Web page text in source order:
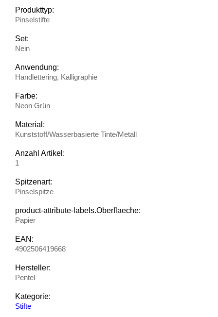
Produkttyp:
Pinselstifte
Set:
Nein
Anwendung:
Handlettering, Kalligraphie
Farbe:
Neon Grün
Material:
Kunststoff/Wasserbasierte Tinte/Metall
Anzahl Artikel:
1
Spitzenart:
Pinselspitze
product-attribute-labels.Oberflaeche:
Papier
EAN:
4902506419668
Hersteller:
Pentel
Kategorie:
Stifte